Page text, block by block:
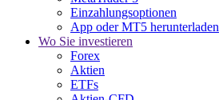
Einzahlungsoptionen
App oder MT5 herunterladen
Wo Sie investieren
Forex
Aktien
ETFs